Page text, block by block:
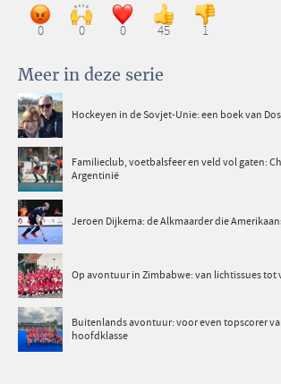
0 0 0 45 1
Meer in deze serie
Hockeyen in de Sovjet-Unie: een boek van
Familieclub, voetbalsfeer en veld vol gaten:
Argentinië
Jeroen Dijkema: de Alkmaarder die
Op avontuur in Zimbabwe: van lichtissues tot
Buitenlands avontuur: voor even topscorer
hoofdklasse